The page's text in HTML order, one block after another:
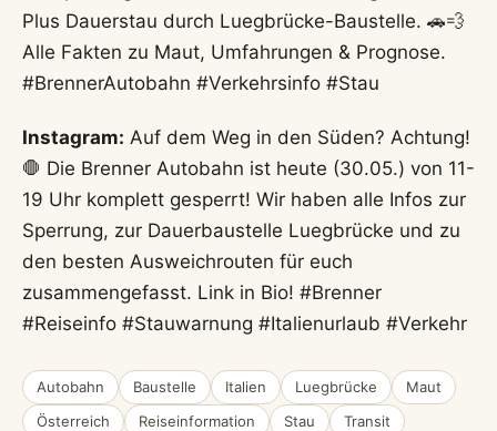
Plus Dauerstau durch Luegbrücke-Baustelle. 🚗💨
Alle Fakten zu Maut, Umfahrungen & Prognose.
#BrennerAutobahn #Verkehrsinfo #Stau
Instagram: Auf dem Weg in den Süden? Achtung!
🛑 Die Brenner Autobahn ist heute (30.05.) von 11-
19 Uhr komplett gesperrt! Wir haben alle Infos zur
Sperrung, zur Dauerbaustelle Luegbrücke und zu
den besten Ausweichrouten für euch
zusammengefasst. Link in Bio! #Brenner
#Reiseinfo #Stauwarnung #Italienurlaub #Verkehr
Autobahn Baustelle Italien Luegbrücke
Maut
Österreich
Reiseinformation Stau
Transit